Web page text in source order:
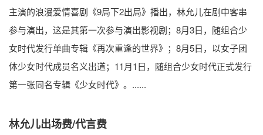
主演的浪漫爱情喜剧《9局下2出局》播出，林允儿在剧中客串
参与演出，这是其第一次参与演出影视剧；8月3日，随组合少
女时代发行单曲专辑《再次重逢的世界》；8月5日，以女子团
体少女时代成员名义出道；11月1日，随组合少女时代正式发行
第一张同名专辑《少女时代》。......
林允儿出场费/代言费